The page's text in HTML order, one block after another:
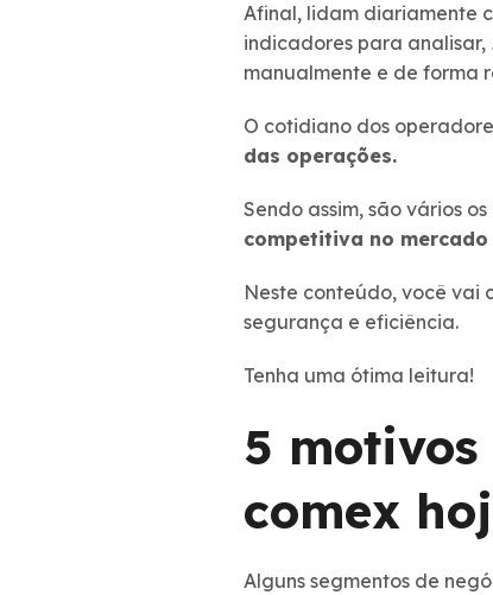
Afinal, lidam diariamente
indicadores para analisar,
manualmente e de forma
O cotidiano dos
das operações.
Sendo assim, são vários
competitiva no
Neste conteúdo, você vai
segurança e eficiência.
Tenha uma ótima leitura!
5
comex
Alguns segmentos de